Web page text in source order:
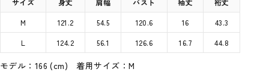
M
121.2 54.5 120.6 16
43.3
L
124.2 56.1 126.6 16.7 44.8
モデル：166 (cm) 着用サイズ：M